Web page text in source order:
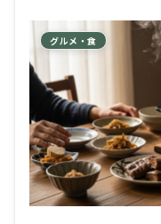
グルメ・食